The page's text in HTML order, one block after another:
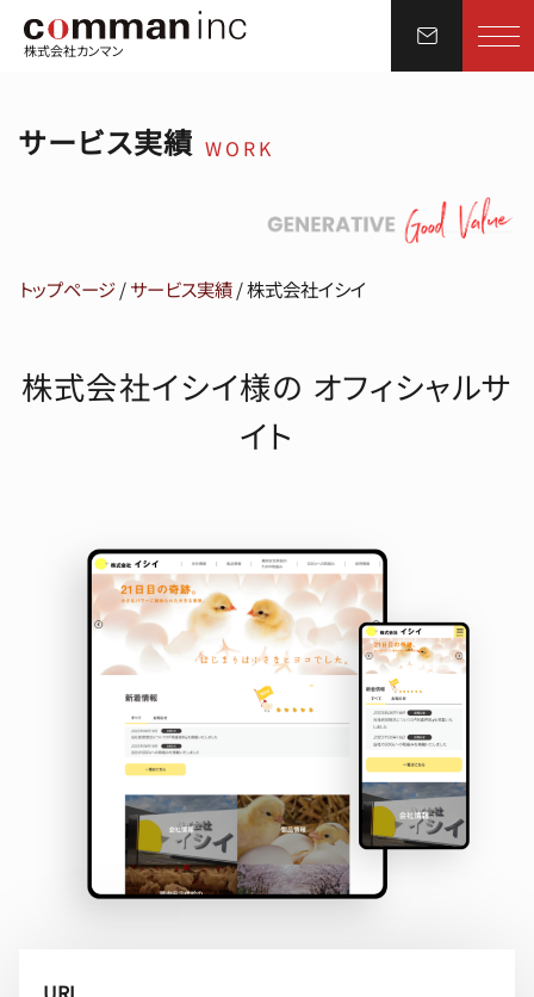
株式会社カンマン
サービス実績 WORK
トップページ/サービス実績/株式会社イシイ
株式会社イシイ様の オフィシャルサ
イト